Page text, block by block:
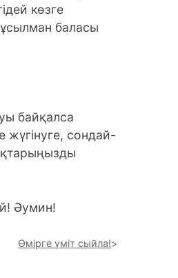
көзге
баласы
байқалса
жүгінуге, сондай-
Әумин!
Өмірге үміт сыйла!